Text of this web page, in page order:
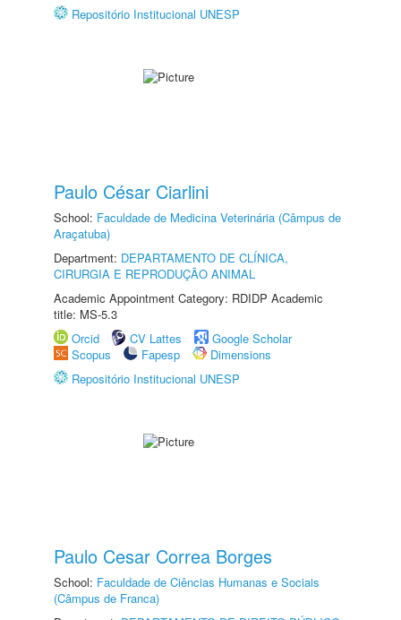
Repositório Institucional UNESP
Paulo César Ciarlini
School: Faculdade de Medicina Veterinária (Câmpus de
Araçatuba)
Department: DEPARTAMENTO DE CLÍNICA,
CIRURGIA E REPRODUÇÃO ANIMAL
Academic Appointment Category: RDIDP Academic
title: MS-5.3
Orcid
CV Lattes
Google Scholar
Scopus
Fapesp
Dimensions
Repositório Institucional UNESP
Paulo Cesar Correa Borges
School: Faculdade de Ciências Humanas e Sociais
(Câmpus de Franca)